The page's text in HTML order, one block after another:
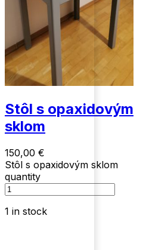
Stôl s opaxidovým
sklom
150,00 €
Stôl s opaxidovým sklom
quantity
1 in stock